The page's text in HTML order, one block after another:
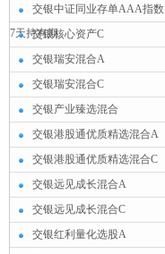
交银中证同业存单AAA指数
7天持有期交银核心资产C
交银瑞安混合A
交银瑞安混合C
交银产业臻选混合
交银港股通优质精选混合A
交银港股通优质精选混合C
交银远见成长混合A
交银远见成长混合C
交银红利量化选股A